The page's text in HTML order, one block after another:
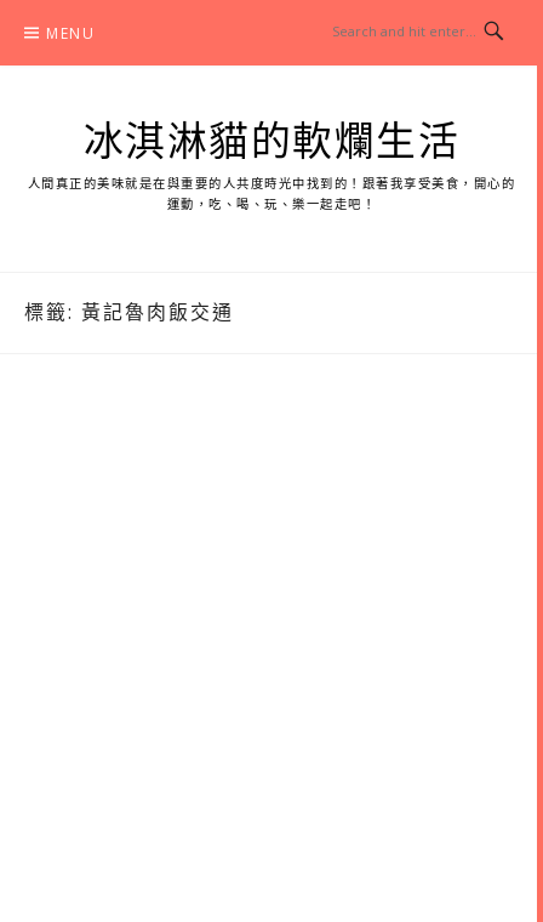
content
MENU
冰淇淋貓的軟爛生活
人間真正的美味就是在與重要的人共度時光中找到的！跟著我享受美食，開心的
運動，吃、喝、玩、樂一起走吧！
標籤: 黃記魯肉飯交通